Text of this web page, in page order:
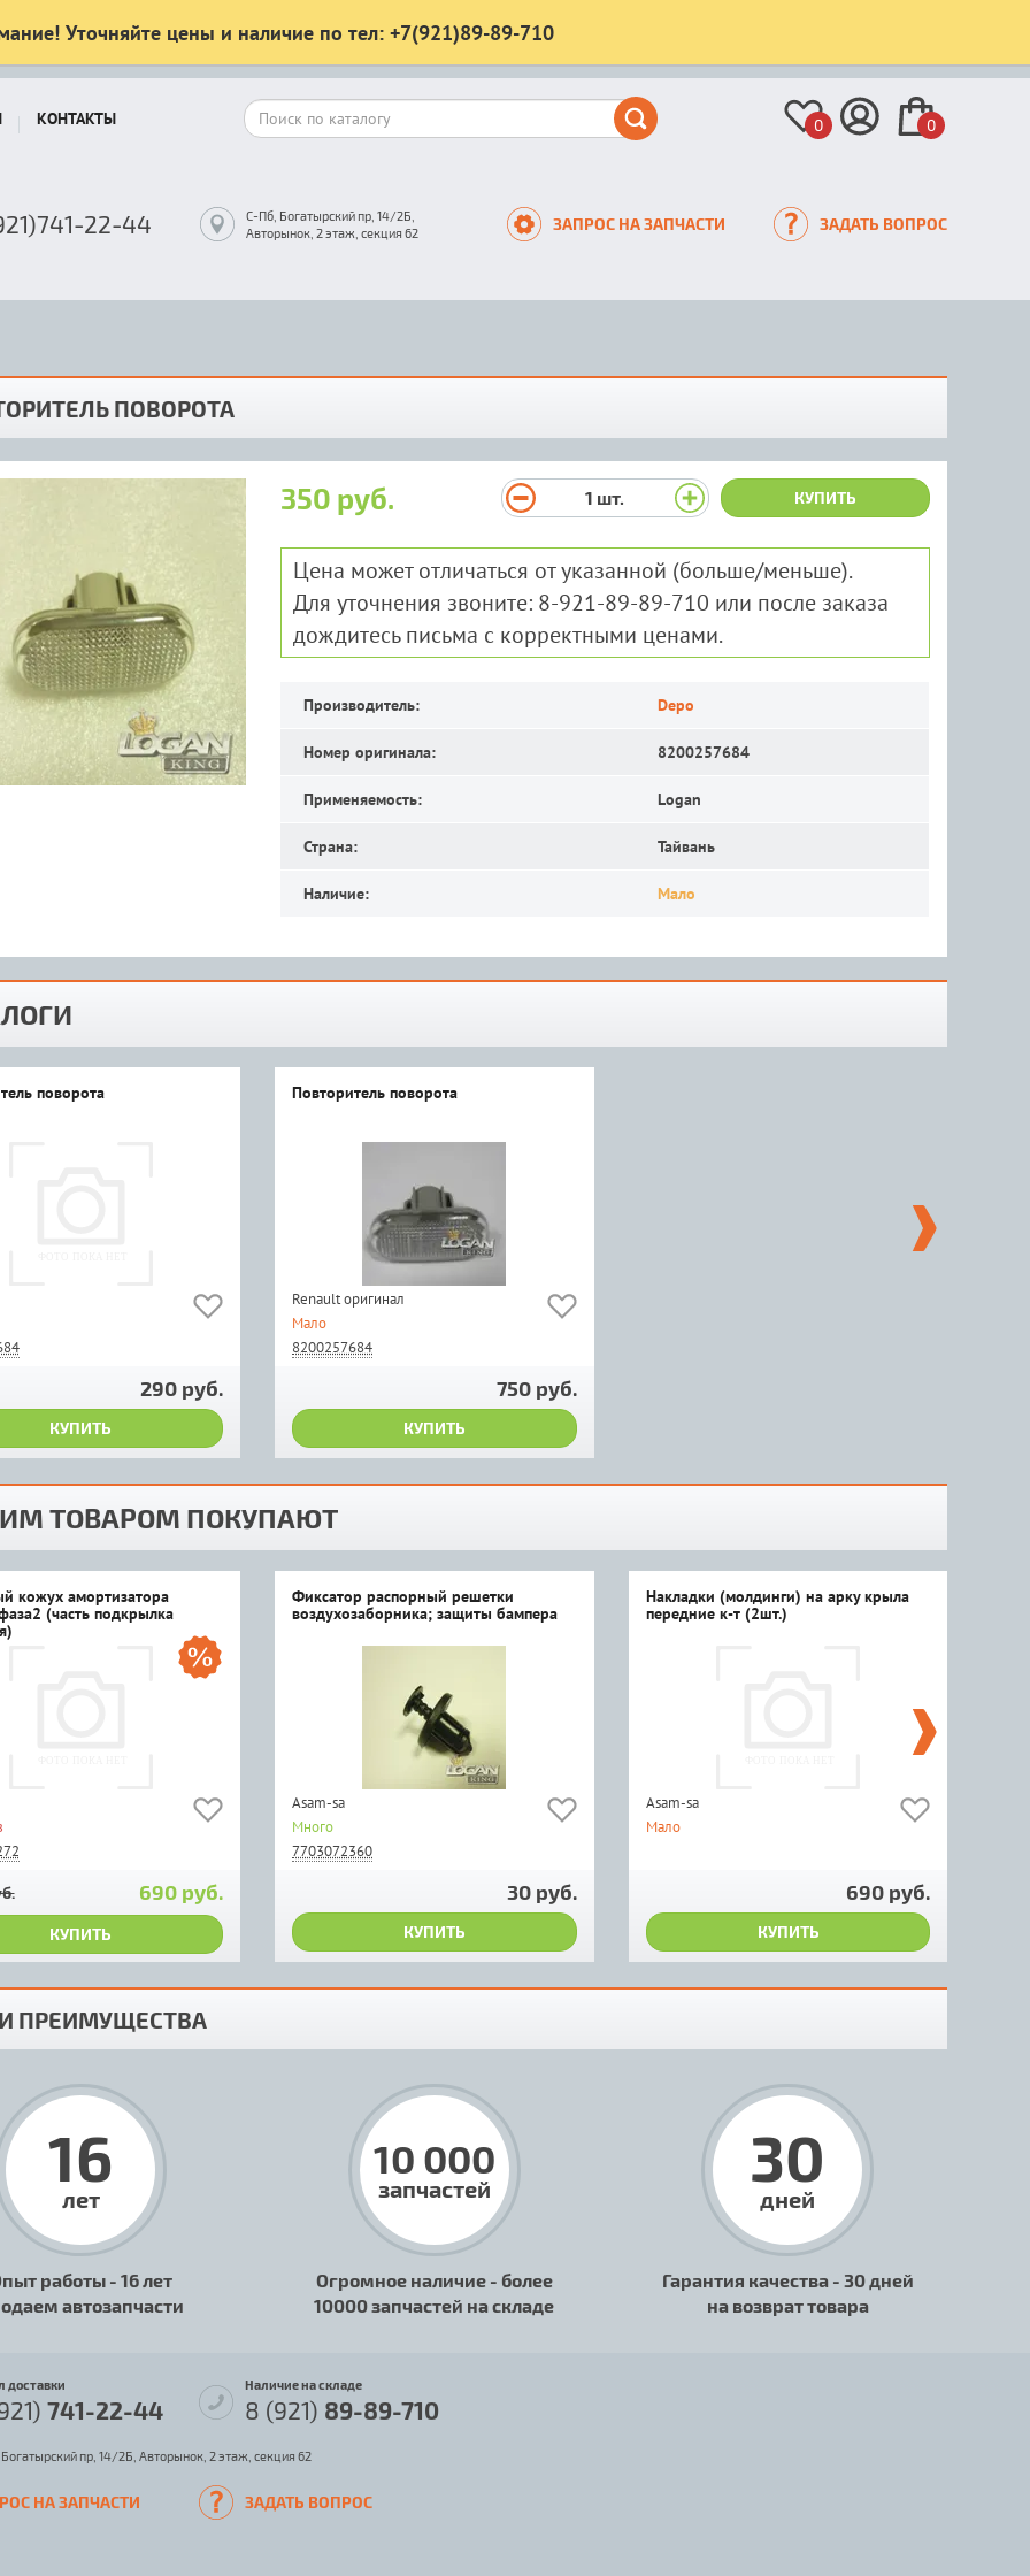
Уточняйте цены и наличие по тел: +7(921)89-89-710
КОНТАКТЫ 0 0
22-44
С-Пб, Богатырский пр, 14/2Б,
Авторынок, 2 этаж, секция 62
ЗАПРОС НА ЗАПЧАСТИ ЗАДАТЬ ВОПРОС
ПОВОРОТА
350 руб. 1 шт. КУПИТЬ
Цена может отличаться от указанной (больше/меньше).
Для уточнения звоните: 8-921-89-89-710 или после заказа
дождитесь письма с корректными ценами.
Производитель: Depo
Номер оригинала: 8200257684
Применяемость: Logan
Страна: Тайвань
Наличие: Мало
поворота
290 руб.
КУПИТЬ
Повторитель поворота
Renault оригинал
Мало
8200257684
750 руб.
КУПИТЬ
ТОВАРОМ ПОКУПАЮТ
кожух амортизатора
(часть подкрылка
690 руб.
КУПИТЬ
Фиксатор распорный решетки
воздухозаборника; защиты бампера
Asam-sa
Много
7703072360
30 руб.
КУПИТЬ
Накладки (молдинги) на арку крыла
передние к-т (2шт.)
Asam-sa
Мало
690 руб.
КУПИТЬ
ПРЕИМУЩЕСТВА
16
лет
работы - 16 лет
автозапчасти
10 000
запчастей
Огромное наличие - более
10000 запчастей на складе
30
дней
Гарантия качества - 30 дней
на возврат товара
доставки
741-22-44
Наличие на складе
8 (921) 89-89-710
пр, 14/2Б, Авторынок, 2 этаж, секция 62
НА ЗАПЧАСТИ ЗАДАТЬ ВОПРОС